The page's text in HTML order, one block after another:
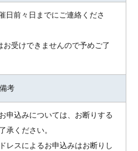
日前々日までにご連絡くださ
受けできませんので予めご了
備考
申込みについては、お断りする
承ください。
レスによるお申込みはお断りし